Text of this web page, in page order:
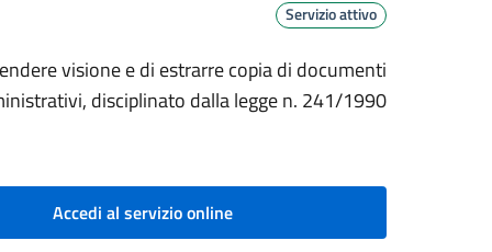
Servizio attivo
visione e di estrarre copia di documenti
disciplinato dalla legge n. 241/1990
Accedi al servizio online